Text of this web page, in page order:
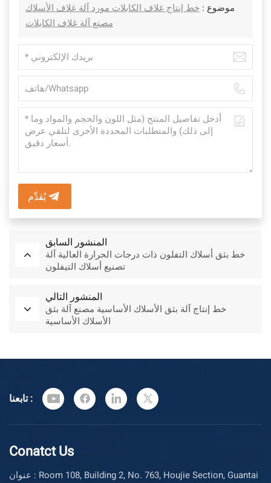
موضوع : خط إنتاج غلاف الكابلات مورد آلة غلاف الأسلاك
مصنع آلة غلاف الكابلات
يُقدِّم
المنشور السابق
خط بثق أسلاك التفلون ذات درجات الحرارة العالية آلة
تصنيع أسلاك التيفلون
المنشور التالي
خط إنتاج آلة بثق الأسلاك الأساسية مصنع آلة بثق
الأسلاك الأساسية
تابعنا :
Conatct Us
عنوان : Room 108, Building 2, No. 763, Houjie Section, Guantai